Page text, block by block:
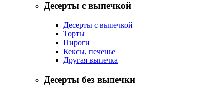
Десерты с выпечкой
Десерты с выпечкой
Торты
Пироги
Кексы, печенье
Другая выпечка
Десерты без выпечки